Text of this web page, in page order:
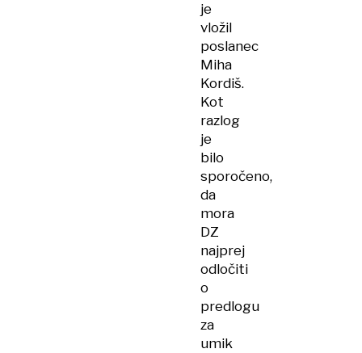
je
vložil
poslanec
Miha
Kordiš.
Kot
razlog
je
bilo
sporočeno,
da
mora
DZ
najprej
odločiti
o
predlogu
za
umik